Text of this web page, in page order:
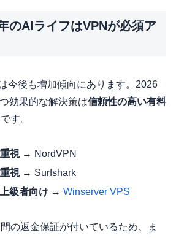
のAIライフはVPNが必須ア
今後も増加傾向にあります。2026
効果的な解決策は信頼性の高い有料
です。
視→ NordVPN
視→ Surfshark
級者向け →Winserver VPS
の返金保証が付いているため、ま